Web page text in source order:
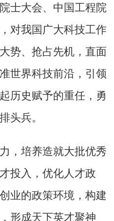
士大会、中国工程院
对我国广大科技工作
势、抢占先机，直面
世界科技前沿，引领
历史赋予的重任，勇
头兵。
培养造就大批优秀
投入，优化人才政
业的政策环境，构建
形成天下英才聚神